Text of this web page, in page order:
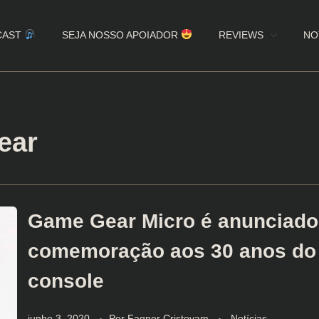
SEJA NOSSO APOIADOR REVIEWS
Game Gear Micro é
comemoração aos 30 anos do
console